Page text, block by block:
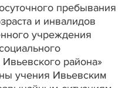
пребывания
и инвалидов
учреждения
района»
учения Ивьевским